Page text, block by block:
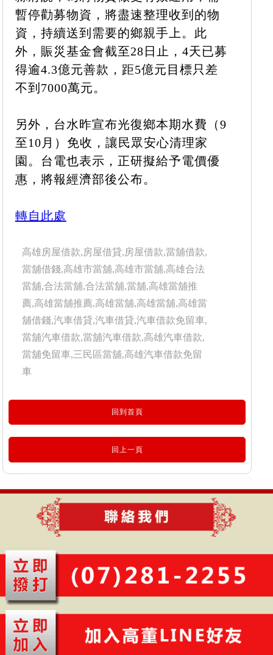
暫停勸募物資，將盡速整理收到的物
資，持續送到需要的鄉親手上。此
外，賑災基金會截至28日止，4天已募
得逾4.3億元善款，距5億元目標只差
不到7000萬元。
另外，台水昨宣布光復鄉本期水費（9
至10月）免收，讓民眾安心清理家
園。台電也表示，正研擬給予電價優
惠，將報經濟部後公布。
轉自此處
高雄房屋借款,房屋借貸,房屋借款,當舖借款,
當舖借錢,高雄市當舖,高雄市當舖,高雄合法
當舖,合法當舖,合法當舖,當舖,高雄當舖推
薦,高雄當舖推薦,高雄當舖,高雄當舖,高雄當
舖借錢,汽車借貸,汽車借貸,汽車借款免留車,
當舖汽車借款,當舖汽車借款,高雄汽車借款,
當舖免留車,三民區當舖,高雄汽車借款免留
車
回到首頁
回上一頁